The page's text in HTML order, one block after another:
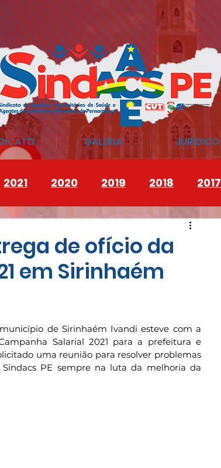
GALERIA JURÍDICO
2021 2020 2019 2018 2017
de ofício da
em Sirinhaém
de Sirinhaém Ivandi esteve com a
Salarial 2021 para a prefeitura e
uma reunião para resolver problemas
PE sempre na luta da melhoria da